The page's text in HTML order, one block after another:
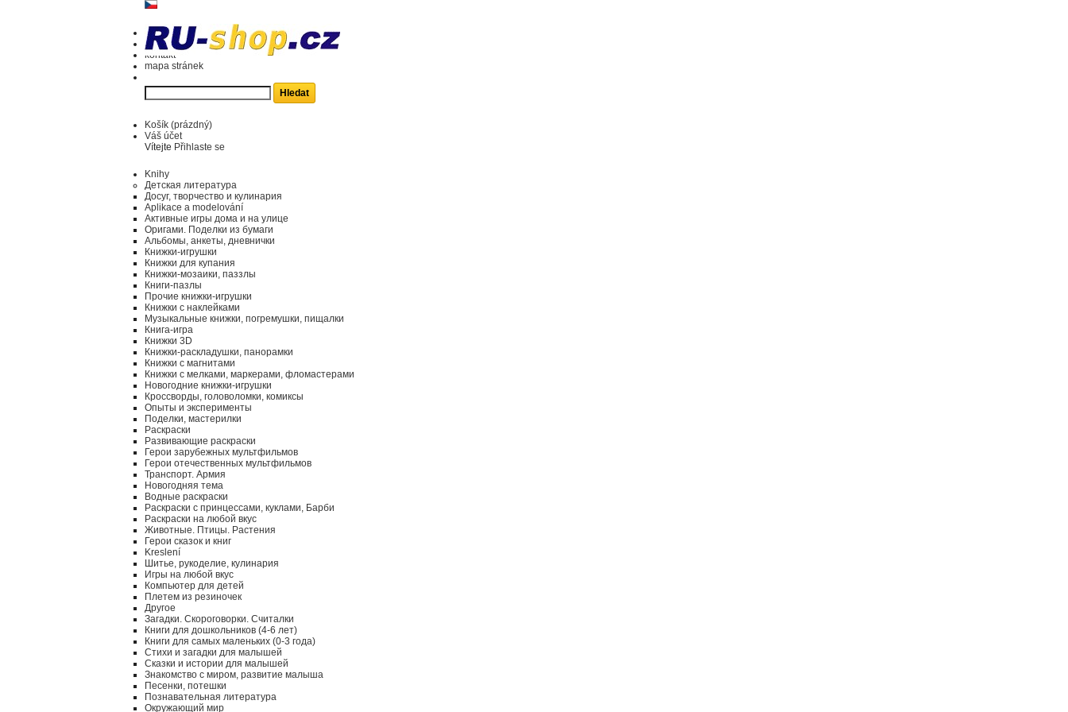
kontakt
mapa stránek
Košík (prázdný)
Váš účet
Vítejte Přihlaste se
Knihy
Детская литература
Досуг, творчество и кулинария
Aplikace a modelování
Активные игры дома и на улице
Оригами. Поделки из бумаги
Альбомы, анкеты, дневнички
Книжки-игрушки
Книжки для купания
Книжки-мозаики, паззлы
Книги-пазлы
Прочие книжки-игрушки
Книжки с наклейками
Музыкальные книжки, погремушки, пищалки
Книга-игра
Книжки 3D
Книжки-раскладушки, панорамки
Книжки с магнитами
Книжки с мелками, маркерами, фломастерами
Новогодние книжки-игрушки
Кроссворды, головоломки, комиксы
Опыты и эксперименты
Поделки, мастерилки
Раскраски
Развивающие раскраски
Герои зарубежных мультфильмов
Герои отечественных мультфильмов
Транспорт. Армия
Новогодняя тема
Водные раскраски
Раскраски с принцессами, куклами, Барби
Раскраски на любой вкус
Животные. Птицы. Растения
Герои сказок и книг
Kreslení
Шитье, рукоделие, кулинария
Игры на любой вкус
Компьютер для детей
Плетем из резиночек
Другое
Загадки. Скороговорки. Считалки
Книги для дошкольников (4-6 лет)
Книги для самых маленьких (0-3 года)
Стихи и загадки для малышей
Сказки и истории для малышей
Знакомство с миром, развитие малыша
Песенки, потешки
Познавательная литература
Окружающий мир